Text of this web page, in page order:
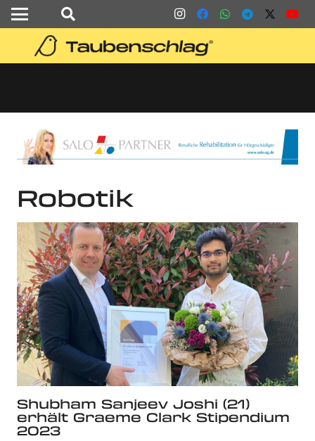
Robotik
Shubham Sanjeev Joshi (21)
erhält Graeme Clark Stipendium
2023